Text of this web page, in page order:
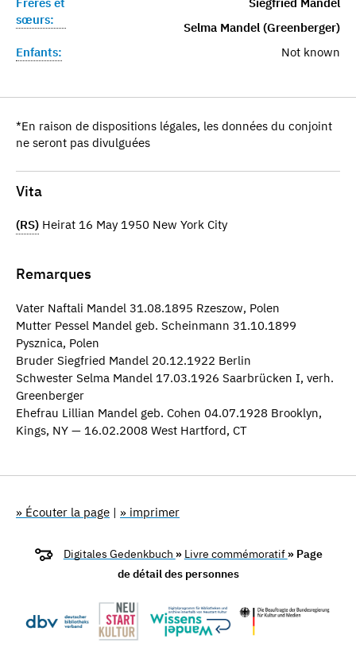
sœurs:
Selma Mandel (Greenberger)
Enfants:
Not known
*En raison de dispositions légales, les données du conjoint
ne seront pas divulguées
Vita
(RS) Heirat 16 May 1950 New York City
Remarques
Vater Naftali Mandel 31.08.1895 Rzeszow, Polen
Mutter Pessel Mandel geb. Scheinmann 31.10.1899
Pysznica, Polen
Bruder Siegfried Mandel 20.12.1922 Berlin
Schwester Selma Mandel 17.03.1926 Saarbrücken I, verh.
Greenberger
Ehefrau Lillian Mandel geb. Cohen 04.07.1928 Brooklyn,
Kings, NY — 16.02.2008 West Hartford, CT
» Écouter la page | » imprimer
Digitales Gedenkbuch » Livre commémoratif » Page
de détail des personnes